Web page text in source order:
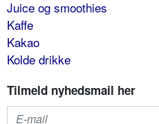
Juice og smoothies
Kaffe
Kakao
Kolde drikke
Tilmeld nyhedsmail her